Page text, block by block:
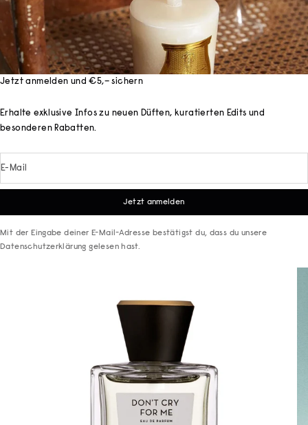
Jetzt anmelden und €5,– sichern
Erhalte exklusive Infos zu neuen Düften, kuratierten Edits und
besonderen Rabatten.
E-Mail
Jetzt anmelden
Mit der Eingabe deiner E-Mail-Adresse bestätigst du, dass du unsere
Datenschutzerklärung gelesen hast.